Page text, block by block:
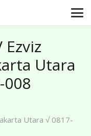
Ezviz
Utara
008
Utara √ 0817-